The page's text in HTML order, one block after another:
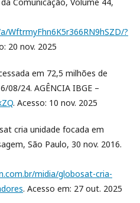
WftrmyFhn6K5r366RN9hSZD/?
20 nov. 2025
em 72,5 milhões de
08/24. AGÊNCIA IBGE –
. Acesso: 10 nov. 2025
cria unidade focada em
São Paulo, 30 nov. 2016.
midia/globosat-cria-
. Acesso em: 27 out. 2025